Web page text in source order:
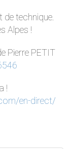
de technique.
Alpes !
Pierre PETIT
!
en-direct/